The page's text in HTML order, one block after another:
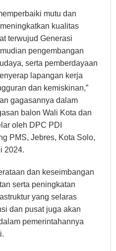
mutu dan
kualitas
terwujud Generasi
pengembangan
serta pemberdayaan
lapangan kerja
dan kemiskinan,”
gagasannya dalam
balon Wali Kota dan
oleh DPC PDI
PMS, Jebres, Kota Solo,
2024.
dan keseimbangan
serta peningkatan
yang selaras
dan pusat juga akan
pemerintahannya